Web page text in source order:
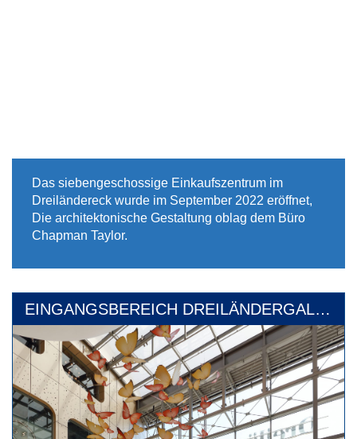
Das siebengeschossige Einkaufszentrum im
Dreiländereck wurde im September 2022 eröffnet,
Die architektonische Gestaltung oblag dem Büro
Chapman Taylor.
EINGANGSBEREICH DREILÄNDERGALERIE